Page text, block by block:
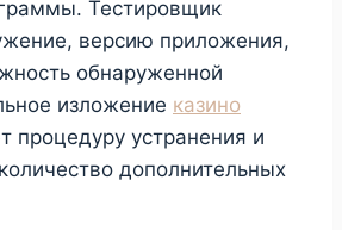
Тестировщик
версию приложения,
обнаруженной
изложение казино
процедуру устранения и
дополнительных